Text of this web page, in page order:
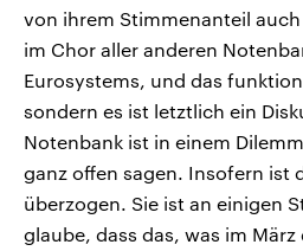
von ihrem Stimmenanteil
im Chor aller anderen
Eurosystems, und das
sondern es ist letztlich ein
Notenbank ist in einem
ganz offen sagen. Insofern ist
überzogen. Sie ist an einigen
glaube, dass das, was im März